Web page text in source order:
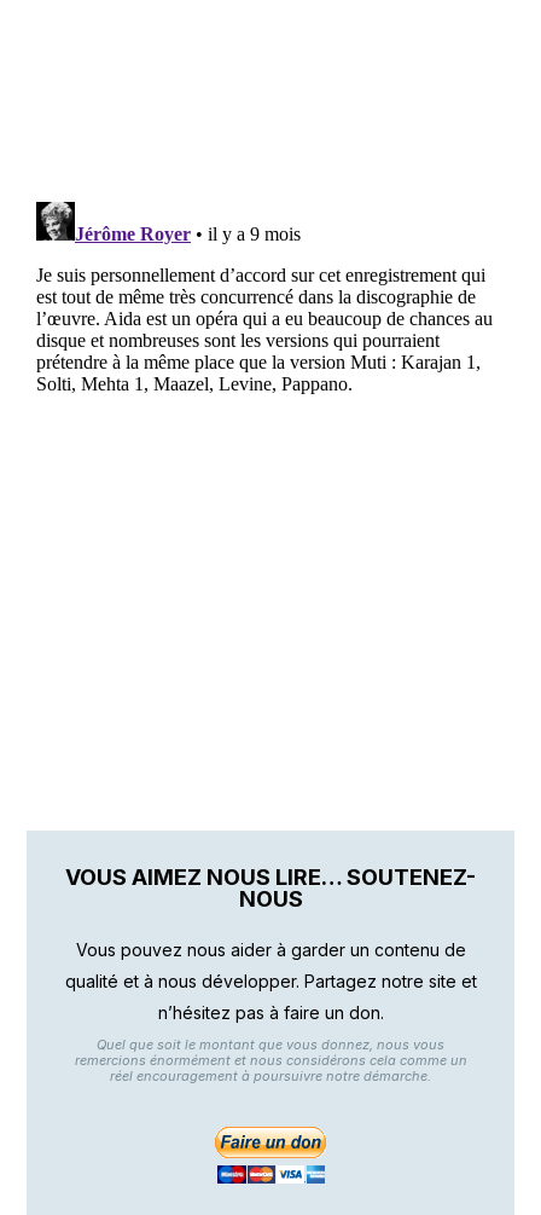
VOUS AIMEZ NOUS LIRE… SOUTENEZ-
NOUS
Vous pouvez nous aider à garder un contenu de
qualité et à nous développer. Partagez notre site et
n’hésitez pas à faire un don.
Quel que soit le montant que vous donnez, nous vous
remercions énormément et nous considérons cela comme un
réel encouragement à poursuivre notre démarche.